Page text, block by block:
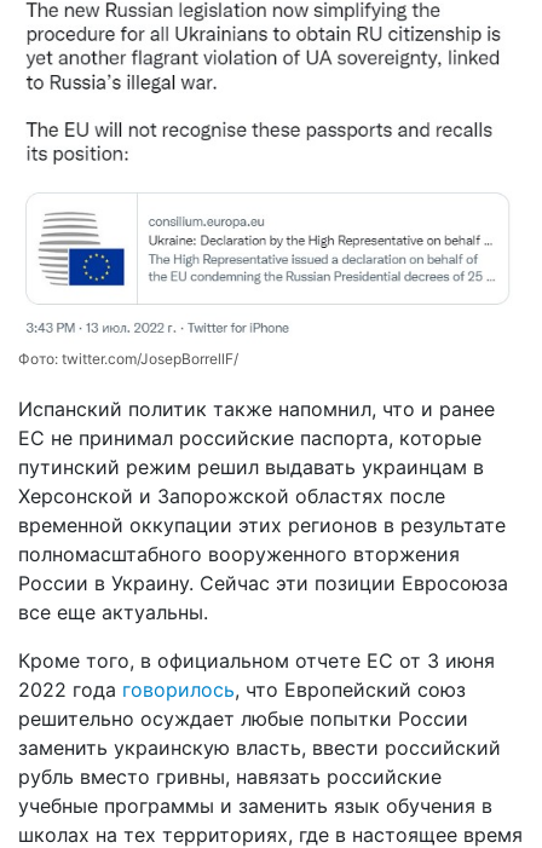
Фото: twitter.com/JosepBorrellF/
Испанский политик также напомнил, что и ранее
ЕС не принимал российские паспорта, которые
путинский режим решил выдавать украинцам в
Херсонской и Запорожской областях после
временной оккупации этих регионов в результате
полномасштабного вооруженного вторжения
России в Украину. Сейчас эти позиции Евросоюза
все еще актуальны.
Кроме того, в официальном отчете ЕС от 3 июня
2022 года говорилось, что Европейский союз
решительно осуждает любые попытки России
заменить украинскую власть, ввести российский
рубль вместо гривны, навязать российские
учебные программы и заменить язык обучения в
школах на тех территориях, где в настоящее время